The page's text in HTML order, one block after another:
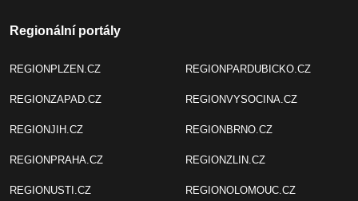
Regionální portály
REGIONPLZEN.CZ
REGIONZAPAD.CZ
REGIONJIH.CZ
REGIONPRAHA.CZ
REGIONUSTI.CZ
REGIONPARDUBICKO.CZ
REGIONVYSOCINA.CZ
REGIONBRNO.CZ
REGIONZLIN.CZ
REGIONOLOMOUC.CZ